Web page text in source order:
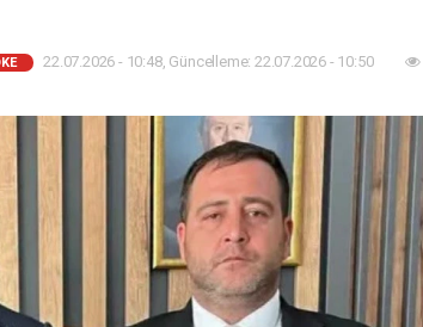
22.07.2026 - 10:48, Güncelleme: 22.07.2026 - 10:50